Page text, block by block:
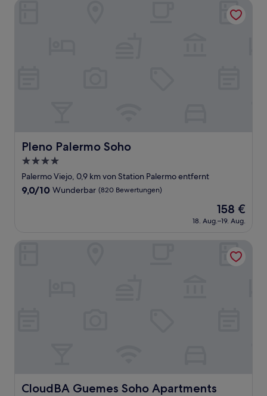
Pleno Palermo Soho
Pleno Palermo Soho
4.0-
Sterne-
Unterkunft
Palermo Viejo, 0,9 km von Station Palermo entfernt
9.0
Bewertungen)
9,0/10 Wunderbar (820 Bewertungen)
Der
Preis
beträgt
158 €
18. Aug.–19. Aug.
CloudBA Guemes Soho Apartments
CloudBA Guemes Soho Apartments